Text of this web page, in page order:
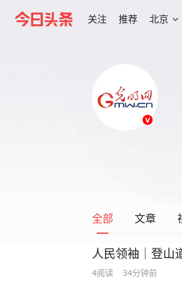
关注 推荐 北京
全部 文章
人民领袖｜登山
4阅读 34分钟前